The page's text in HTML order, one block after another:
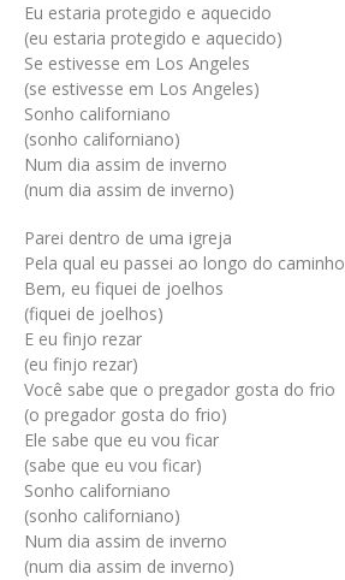
Eu estaria protegido e aquecido
(eu estaria protegido e aquecido)
Se estivesse em Los Angeles
(se estivesse em Los Angeles)
Sonho californiano
(sonho californiano)
Num dia assim de inverno
(num dia assim de inverno)
Parei dentro de uma igreja
Pela qual eu passei ao longo do caminho
Bem, eu fiquei de joelhos
(fiquei de joelhos)
E eu finjo rezar
(eu finjo rezar)
Você sabe que o pregador gosta do frio
(o pregador gosta do frio)
Ele sabe que eu vou ficar
(sabe que eu vou ficar)
Sonho californiano
(sonho californiano)
Num dia assim de inverno
(num dia assim de inverno)